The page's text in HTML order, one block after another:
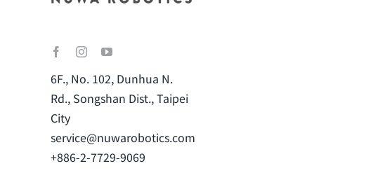
6F., No. 102, Dunhua N.
Rd., Songshan Dist., Taipei
City
service@nuwarobotics.com
+886-2-7729-9069